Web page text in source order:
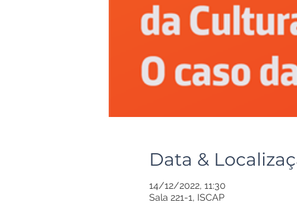
Data &
14/12/2022, 11:30
Sala 221-1, ISCAP